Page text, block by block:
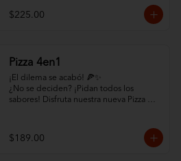
✨ ¡MEJORA TU PAQUETE! ✨ Selecciona
la opción "Con Orilla Rellena de Queso"
paquete). ¡Pídelo ya y que empiece el
juego! 🏆
$225.00
Pizza 4en1
¡El dilema se acabó! 🍕✨
¿No se deciden? ¡Pidan todos los
sabores! Disfruta nuestra nueva Pizza
mucho quesoo. ¡Variedad total por solo
$189!
$189.00